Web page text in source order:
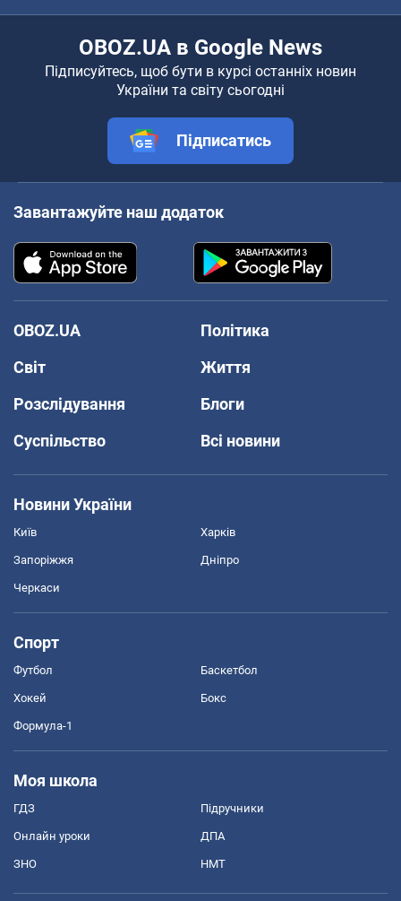
OBOZ.UA в Google News
Підписуйтесь, щоб бути в курсі останніх новин
України та світу сьогодні
Підписатись
Завантажуйте наш додаток
OBOZ.UA
Політика
Світ
Життя
Розслідування
Блоги
Суспільство
Всі новини
Новини України
Київ Харків
Запоріжжя Дніпро
Черкаси
Спорт
Футбол Баскетбол
Хокей Бокс
Формула-1
Моя школа
ГДЗ Підручники
Онлайн уроки ДПА
ЗНО НМТ